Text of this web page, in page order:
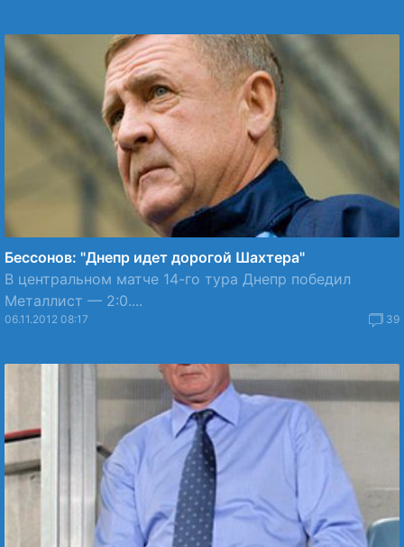
Бессонов: "Днепр идет дорогой Шахтера"
В центральном матче 14-го тура Днепр победил
Металлист — 2:0....
06.11.2012 08:17 39